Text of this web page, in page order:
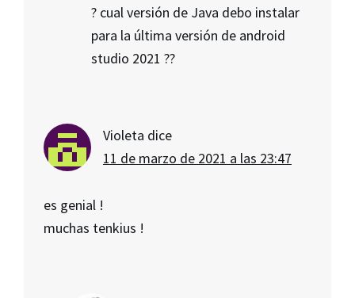
? cual versión de Java debo instalar
para la última versión de android
studio 2021 ??
Violeta dice
11 de marzo de 2021 a las 23:47
es genial !
muchas tenkius !